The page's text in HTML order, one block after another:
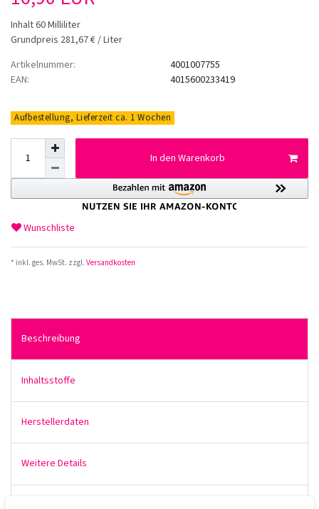
Inhalt60Milliliter
Grundpreis 281,67 € / Liter
Artikelnummer:
EAN:
4001007755
4015600233419
Aufbestellung, Lieferzeit ca. 1 Wochen
In den Warenkorb
Wunschliste
* inkl. ges. MwSt. zzgl. Versandkosten
Beschreibung
Inhaltsstoffe
Herstellerdaten
Weitere Details